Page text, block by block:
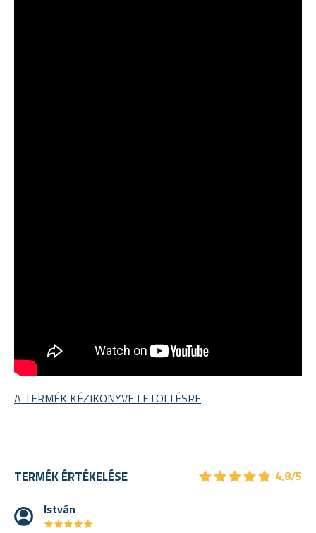
A TERMÉK KÉZIKÖNYVE LETÖLTÉSRE
TERMÉK ÉRTÉKELÉSE ★★★★★
★★★★★ 4,8/5
István
★★★★★
★★★★★